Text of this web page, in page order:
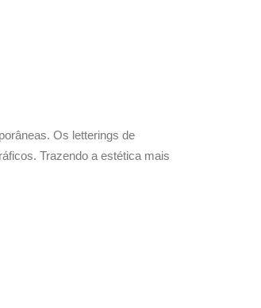
Os letterings de
Trazendo a estética mais